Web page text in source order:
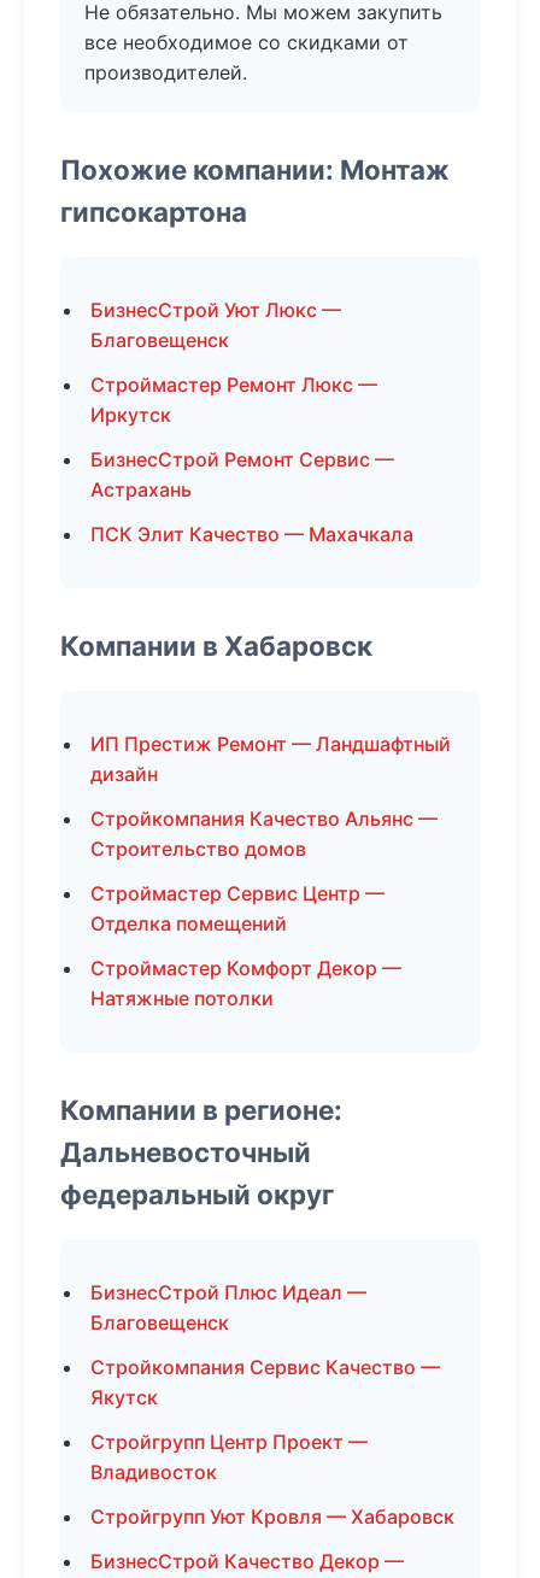
Не обязательно. Мы можем закупить
все необходимое со скидками от
производителей.
Похожие компании: Монтаж
гипсокартона
БизнесСтрой Уют Люкс —
Благовещенск
Строймастер Ремонт Люкс —
Иркутск
БизнесСтрой Ремонт Сервис —
Астрахань
ПСК Элит Качество — Махачкала
Компании в Хабаровск
ИП Престиж Ремонт — Ландшафтный
дизайн
Стройкомпания Качество Альянс —
Строительство домов
Строймастер Сервис Центр —
Отделка помещений
Строймастер Комфорт Декор —
Натяжные потолки
Компании в регионе:
Дальневосточный
федеральный округ
БизнесСтрой Плюс Идеал —
Благовещенск
Стройкомпания Сервис Качество —
Якутск
Стройгрупп Центр Проект —
Владивосток
Стройгрупп Уют Кровля — Хабаровск
БизнесСтрой Качество Декор —